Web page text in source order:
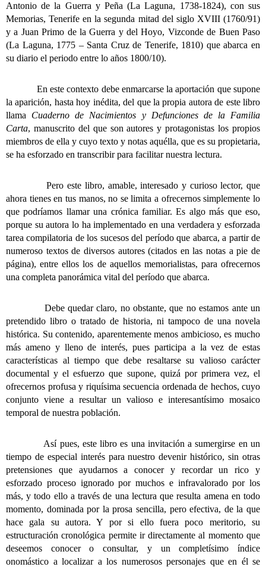
Antonio de la Guerra y Peña (La Laguna, 1738-1824), con sus
Memorias, Tenerife en la segunda mitad del siglo XVIII (1760/91)
y a Juan Primo de la Guerra y del Hoyo, Vizconde de Buen Paso
(La Laguna, 1775 – Santa Cruz de Tenerife, 1810) que abarca en
su diario el periodo entre lo años 1800/10).
En este contexto debe enmarcarse la aportación que supone
la aparición, hasta hoy inédita, del que la propia autora de este libro
llama Cuaderno de Nacimientos y Defunciones de la Familia
Carta, manuscrito del que son autores y protagonistas los propios
miembros de ella y cuyo texto y notas aquélla, que es su propietaria,
se ha esforzado en transcribir para facilitar nuestra lectura.
Pero este libro, amable, interesado y curioso lector, que
ahora tienes en tus manos, no se limita a ofrecernos simplemente lo
que podríamos llamar una crónica familiar. Es algo más que eso,
porque su autora lo ha implementado en una verdadera y esforzada
tarea compilatoria de los sucesos del período que abarca, a partir de
numeroso textos de diversos autores (citados en las notas a pie de
página), entre ellos los de aquellos memorialistas, para ofrecernos
una completa panorámica vital del período que abarca.
Debe quedar claro, no obstante, que no estamos ante un
pretendido libro o tratado de historia, ni tampoco de una novela
histórica. Su contenido, aparentemente menos ambicioso, es mucho
más ameno y lleno de interés, pues participa a la vez de estas
características al tiempo que debe resaltarse su valioso carácter
documental y el esfuerzo que supone, quizá por primera vez, el
ofrecernos profusa y riquísima secuencia ordenada de hechos, cuyo
conjunto viene a resultar un valioso e interesantísimo mosaico
temporal de nuestra población.
Así pues, este libro es una invitación a sumergirse en un
tiempo de especial interés para nuestro devenir histórico, sin otras
pretensiones que ayudarnos a conocer y recordar un rico y
esforzado proceso ignorado por muchos e infravalorado por los
más, y todo ello a través de una lectura que resulta amena en todo
momento, dominada por la prosa sencilla, pero efectiva, de la que
hace gala su autora. Y por si ello fuera poco meritorio, su
estructuración cronológica permite ir directamente al momento que
deseemos conocer o consultar, y un completísimo índice
onomástico a localizar a los numerosos personajes que en él se